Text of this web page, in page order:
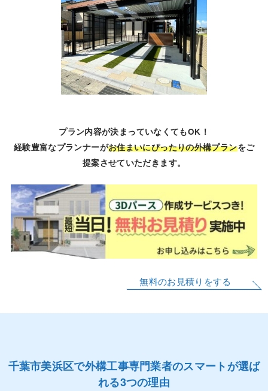
プラン内容が決まっていなくてもOK！
経験豊富なプランナーがお住まいにぴったりの外構プランをご
提案させていただきます。
無料のお見積りをする
千葉市美浜区で外構工事専門業者のスマートが選ば
れる3つの理由